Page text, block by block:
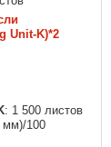
Unit-K)*2
: 1 500 листов
мм)/100